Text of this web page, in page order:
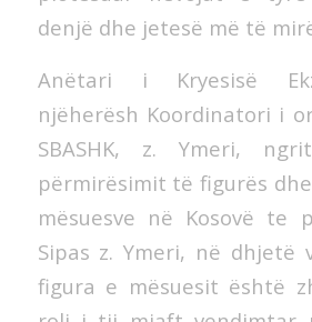
denjë dhe jetesë më të
Anëtari i Kryesisë
njëherësh Koordinatori i
SBASHK, z. Ymeri,
përmirësimit të figurës
mësuesve në Kosovë te
Sipas z. Ymeri, në dhjetë
figura e mësuesit është